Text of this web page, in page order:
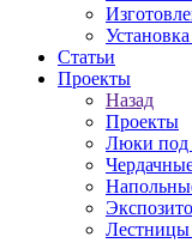
Статьи
Проекты
Назад
Проекты
Люки под
Лестницы